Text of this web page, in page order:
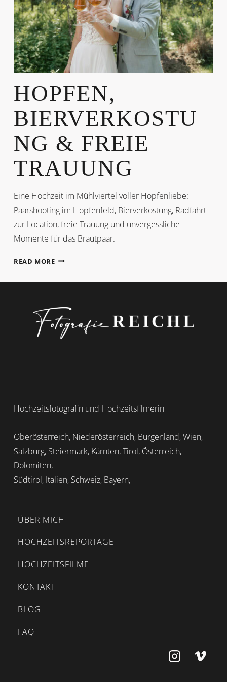
HOPFEN,
BIERVERKOSTU
NG & FREIE
TRAUUNG
Eine Hochzeit im Mühlviertel voller Hopfenliebe:
Paarshooting im Hopfenfeld, Bierverkostung, Radfahrt
zur Location, freie Trauung und unvergessliche
Momente für das Brautpaar.
READ MOREHOPFEN,
&
TRAUUNG
Hochzeitsfotografin und Hochzeitsfilmerin
Oberösterreich, Niederösterreich, Burgenland, Wien,
Salzburg, Steiermark, Kärnten, Tirol, Österreich,
Dolomiten,
Südtirol, Italien, Schweiz, Bayern,
ÜBER MICH
HOCHZEITSREPORTAGE
HOCHZEITSFILME
KONTAKT
BLOG
FAQ